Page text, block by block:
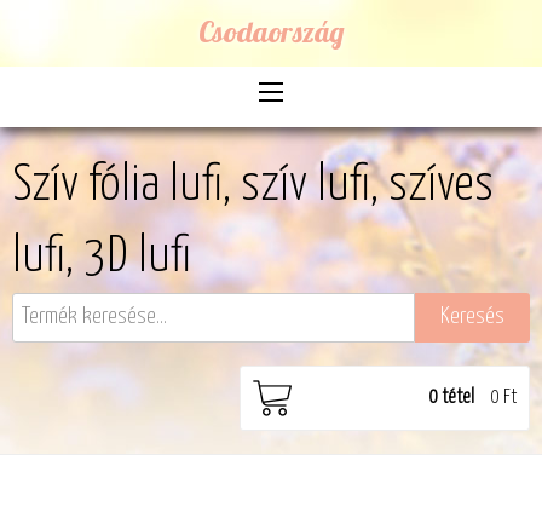
Csodaország
Szív fólia lufi, szív lufi, szíves
lufi, 3D lufi
0tétel 0 Ft